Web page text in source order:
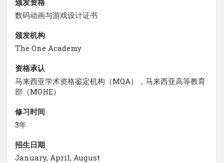
数码动画与游戏设计证书
颁发机构
The One Academy
资格承认
马来西亚学术资格鉴定机构（MQA），马来西亚高等教育
部（MOHE）
修习时间
3年
招生日期
January, April, August